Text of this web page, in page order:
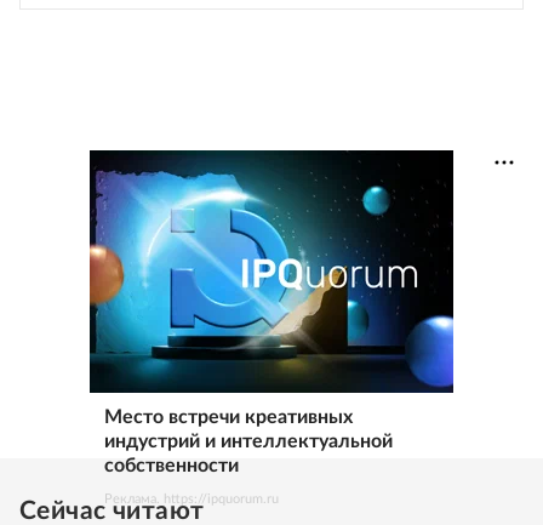
Место встречи креативных
индустрий и интеллектуальной
собственности
Реклама. https://ipquorum.ru
Сейчас читают